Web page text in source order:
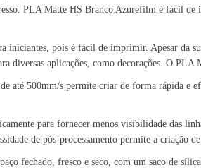
PLA Matte HS Branco Azurefilm é fácil
pois é fácil de imprimir. Apesar da
diversas aplicações, como decorações. O
até 500mm/s permite criar de forma rápida e
para fornecer menos visibilidade das
de pós-processamento permite a criação
fechado, fresco e seco, com um saco de